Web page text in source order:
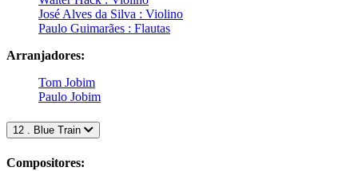
José Alves da Silva : Violino
Paulo Guimarães : Flautas
Arranjadores:
Tom Jobim
Paulo Jobim
12 . Blue Train
Compositores: